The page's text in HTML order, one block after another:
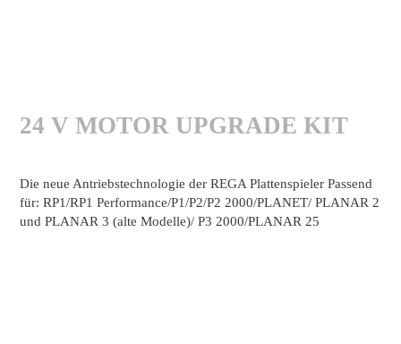
24 V MOTOR UPGRADE KIT
Die neue Antriebstechnologie der REGA Plattenspieler Passend
für: RP1/RP1 Performance/P1/P2/P2 2000/PLANET/ PLANAR 2
und PLANAR 3 (alte Modelle)/ P3 2000/PLANAR 25